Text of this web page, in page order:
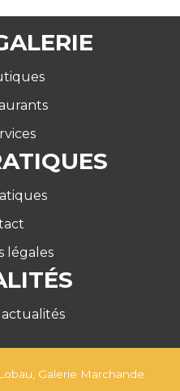
légales
Galerie Marchande